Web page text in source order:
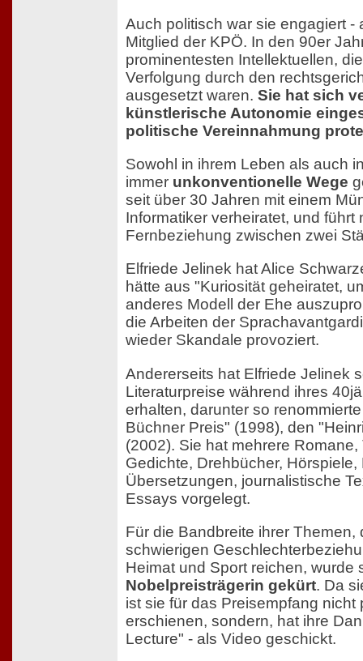
Auch politisch war sie engagiert -
Mitglied der KPÖ. In den 90er
prominentesten Intellektuellen,
Verfolgung durch den
ausgesetzt waren. Sie hat sich
künstlerische Autonomie
politische Vereinnahmung
Sowohl in ihrem Leben als auch
immer unkonventionelle Wege
seit über 30 Jahren mit einem
Informatiker verheiratet, und führt
Fernbeziehung zwischen zwei
Elfriede Jelinek hat Alice
hätte aus "Kuriosität geheiratet,
anderes Modell der Ehe
die Arbeiten der
wieder Skandale provoziert.
Andererseits hat Elfriede Jelinek
Literaturpreise während ihres
erhalten, darunter so
Büchner Preis" (1998), den
(2002). Sie hat mehrere
Gedichte, Drehbücher, Hörspiele,
Übersetzungen, journalistische
Essays vorgelegt.
Für die Bandbreite ihrer Themen,
schwierigen
Heimat und Sport reichen, wurde
Nobelpreisträgerin gekürt. Da
ist sie für das Preisempfang nicht
erschienen, sondern, hat ihre
Lecture" - als Video geschickt.